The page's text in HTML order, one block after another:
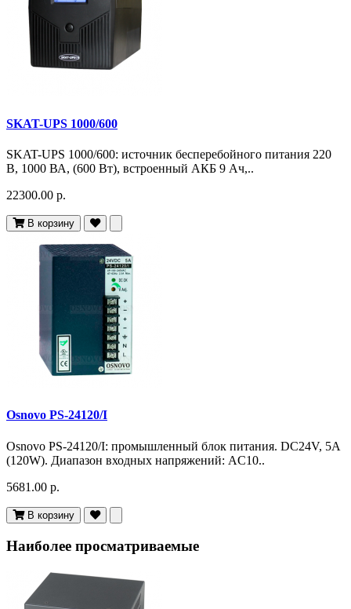
SKAT-UPS 1000/600
SKAT-UPS 1000/600: источник бесперебойного питания 220
В, 1000 ВА, (600 Вт), встроенный АКБ 9 Ач,..
22300.00 р.
В корзину
Osnovo PS-24120/I
Osnovo PS-24120/I: промышленный блок питания. DC24V, 5A
(120W). Диапазон входных напряжений: AC10..
5681.00 р.
В корзину
Наиболее просматриваемые